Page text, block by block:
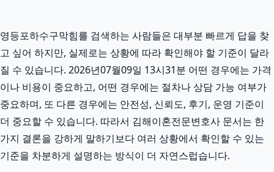
영등포하수구막힘를 검색하는 사람들은 대부분 빠르게 답을 찾
고 싶어 하지만, 실제로는 상황에 따라 확인해야 할 기준이 달라
질 수 있습니다. 2026년07월09일 13시31분 어떤 경우에는 가격
이나 비용이 중요하고, 어떤 경우에는 절차나 상담 가능 여부가
중요하며, 또 다른 경우에는 안전성, 신뢰도, 후기, 운영 기준이
더 중요할 수 있습니다. 따라서 김해이혼전문변호사 문서는 한
가지 결론을 강하게 말하기보다 여러 상황에서 확인할 수 있는
기준을 차분하게 설명하는 방식이 더 자연스럽습니다.